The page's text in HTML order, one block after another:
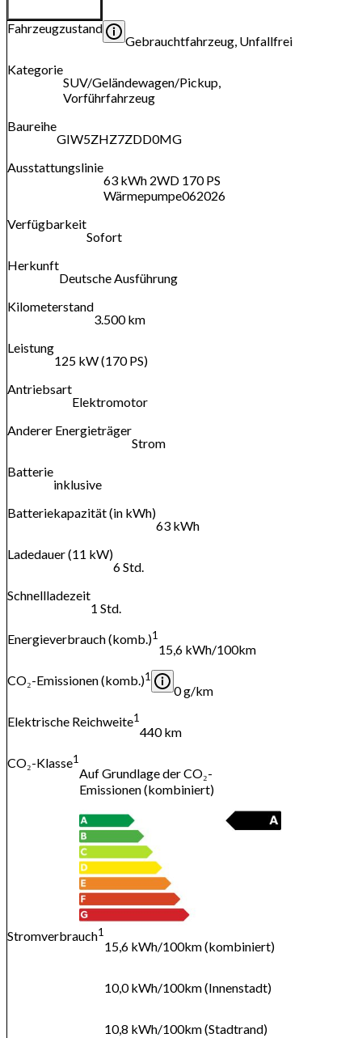
Fahrzeugzustand
Gebrauchtfahrzeug, Unfallfrei
Kategorie
SUV/Geländewagen/Pickup,
Vorführfahrzeug
Baureihe
GIW5ZHZ7ZDD0MG
Ausstattungslinie
63 kWh 2WD 170 PS
Wärmepumpe062026
Verfügbarkeit
Sofort
Herkunft
Deutsche Ausführung
Kilometerstand
3.500 km
Leistung
125 kW (170 PS)
Antriebsart
Elektromotor
Anderer Energieträger
Strom
Batterie
inklusive
Batteriekapazität (in kWh)
63 kWh
Ladedauer (11 kW)
6 Std.
Schnellladezeit
1 Std.
Energieverbrauch (komb.)1
15,6 kWh/100km
CO₂-Emissionen (komb.)1
0 g/km
Elektrische Reichweite1
440 km
CO₂-Klasse1
Auf Grundlage der CO₂-
Emissionen (kombiniert)
Stromverbrauch1
15,6 kWh/100km (kombiniert)
10,0 kWh/100km (Innenstadt)
10,8 kWh/100km (Stadtrand)